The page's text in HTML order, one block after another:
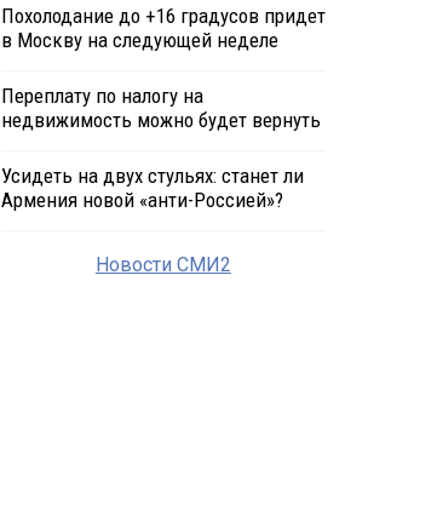
Похолодание до +16 градусов придет
в Москву на следующей неделе
Переплату по налогу на
недвижимость можно будет вернуть
Усидеть на двух стульях: станет ли
Армения новой «анти-Россией»?
Новости СМИ2